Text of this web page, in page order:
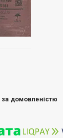
за домовленістю